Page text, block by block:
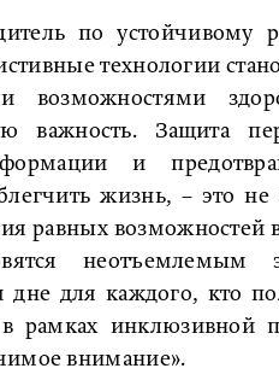
по устойчивому
технологии
важность. Защита
и
жизнь, – это
равных
неотъемлемым
дне для каждого, кто
рамках инклюзивной
внимание».